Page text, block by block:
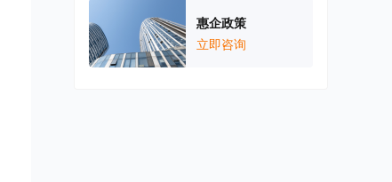
惠企政策
立即咨询